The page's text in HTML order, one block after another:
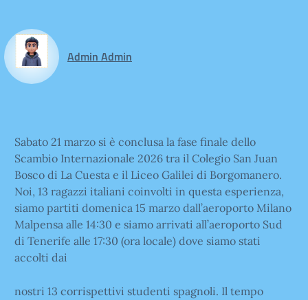
Admin Admin
Sabato 21 marzo si è conclusa la fase finale dello
Scambio Internazionale 2026 tra il Colegio San Juan
Bosco di La Cuesta e il Liceo Galilei di Borgomanero.
Noi, 13 ragazzi italiani coinvolti in questa esperienza,
siamo partiti domenica 15 marzo dall’aeroporto Milano
Malpensa alle 14:30 e siamo arrivati all’aeroporto Sud
di Tenerife alle 17:30 (ora locale) dove siamo stati
accolti dai
nostri 13 corrispettivi studenti spagnoli. Il tempo